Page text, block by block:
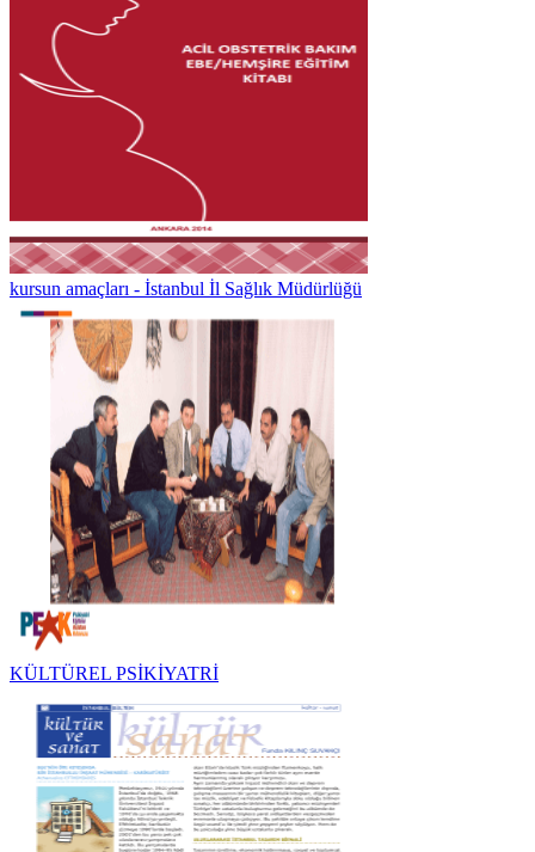
kursun amaçları - İstanbul İl Sağlık Müdürlüğü
KÜLTÜREL PSİKİYATRİ